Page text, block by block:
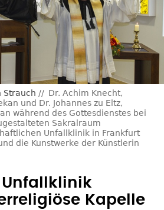
Strauch
Dr. Achim Knecht,
und Dr. Johannes zu Eltz,
während des Gottesdienstes bei
Sakralraum
Unfallklinik in Frankfurt
die Kunstwerke der Künstlerin
Unfallklinik
Kapelle